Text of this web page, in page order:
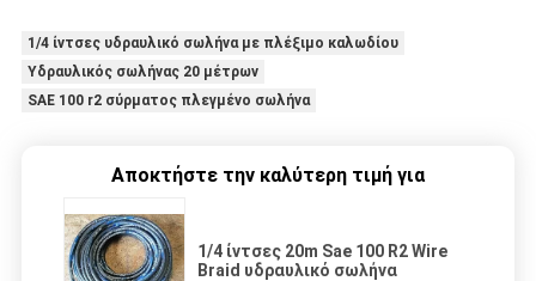
1/4 ίντσες υδραυλικό σωλήνα με πλέξιμο καλωδίου
Υδραυλικός σωλήνας 20 μέτρων
SAE 100 r2 σύρματος πλεγμένο σωλήνα
Αποκτήστε την καλύτερη τιμή για
1/4 ίντσες 20m Sae 100 R2 Wire
Braid υδραυλικό σωλήνα